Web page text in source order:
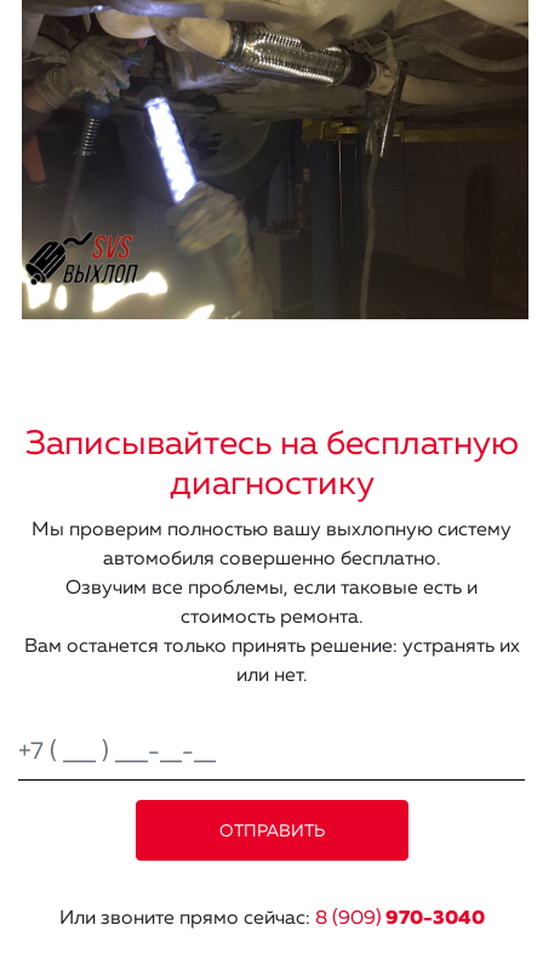
Записывайтесь на бесплатную
диагностику
Мы проверим полностью вашу выхлопную систему
автомобиля совершенно бесплатно.
Озвучим все проблемы, если таковые есть и
стоимость ремонта.
Вам останется только принять решение: устранять их
или нет.
Или звоните прямо сейчас: 8 (909) 970-3040